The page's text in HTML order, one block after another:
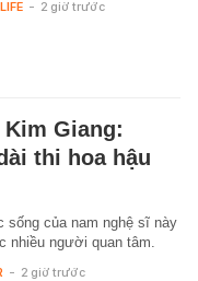
- 2 giờ trước
Giang:
thi hoa hậu
sống của nam nghệ sĩ này
nhiều người quan tâm.
- 2 giờ trước